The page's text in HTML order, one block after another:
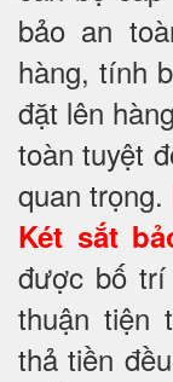
bảo an
hàng, tính
đặt lên
toàn tuyệt
quan trọng.
Két sắt
được bố
thuận tiện
thả tiền